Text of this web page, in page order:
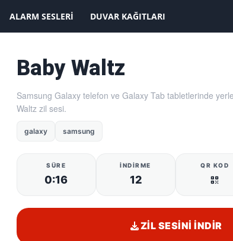
KAYDOLMAK İSTİYORUM
ALARM SESLERI DUVAR KAĞITLARI
Baby Waltz
Samsung Galaxy telefon ve Galaxy Tab tabletlerinde
Waltz zil sesi.
galaxy samsung
SÜRE
0:16
İNDIRME
12
QR KOD
ZIL SESINI İNDIR